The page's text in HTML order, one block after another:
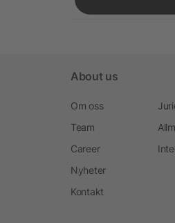
About us
Om oss
Team
Career
Nyheter
Kontakt